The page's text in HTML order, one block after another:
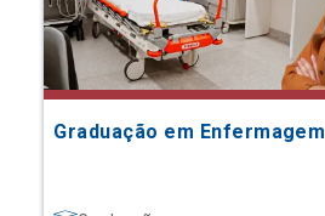
Graduação em Enfermagem